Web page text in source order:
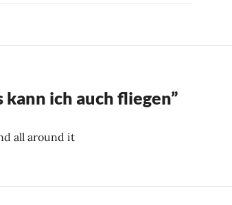
ich auch fliegen”
all around it